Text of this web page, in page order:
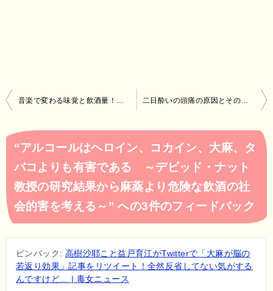
投
ナ
ー
シ
ン
音楽で変わる味覚と飲酒量！ ～酒の味は味覚ではなく精神で味わう～ 甘味を増す効果のあるBGMを消せば飲みすぎない 二日酔いの頭痛の原因とその理由！ ～アセドアルデヒドの毒素以外にも発泡酒と色の濃いお酒は酔いやすいって本当？ちゃんぽんしても大丈夫？～
“アルコールはヘロイン、コカイン、大麻、タ
バコよりも有害である ～デビッド・ナット
教授の研究結果から麻薬より危険な飲酒の社
会的害を考える～” への3件のフィードバック
ピンバック: 高樹沙耶こと益戸育江がTwitterで「大麻が脳の
若返り効果」記事をリツイート！全然反省してない気がする
んですけど… | 毒女ニュース